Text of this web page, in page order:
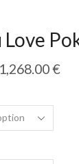
Love
1,268.00€